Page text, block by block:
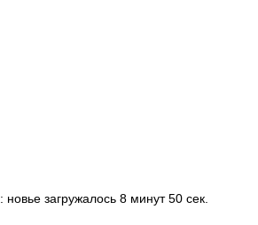
: новье загружалось 8 минут 50 сек.